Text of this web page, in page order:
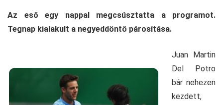
Az eső egy nappal megcsúsztatta a programot.
Tegnap kialakult a negyeddöntő párosítása.
Juan Martin
Del Potro
bár nehezen
kezdett,